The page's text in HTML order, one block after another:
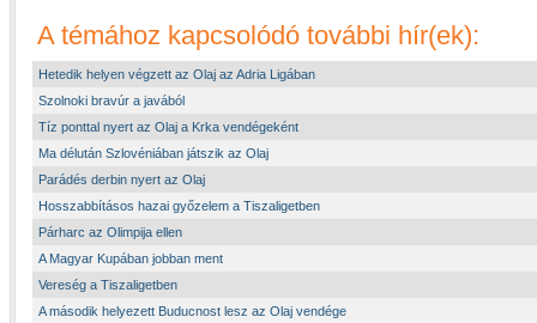
A témához kapcsolódó további hír(ek):
Hetedik helyen végzett az Olaj az Adria Ligában
Szolnoki bravúr a javából
Tíz ponttal nyert az Olaj a Krka vendégeként
Ma délután Szlovéniában játszik az Olaj
Parádés derbin nyert az Olaj
Hosszabbításos hazai győzelem a Tiszaligetben
Párharc az Olimpija ellen
A Magyar Kupában jobban ment
Vereség a Tiszaligetben
A második helyezett Buducnost lesz az Olaj vendége